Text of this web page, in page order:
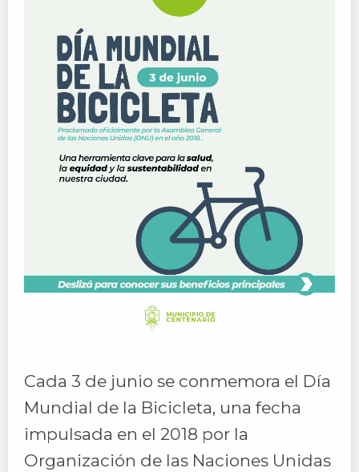
Cada 3 de junio se conmemora el Día
Mundial de la Bicicleta, una fecha
impulsada en el 2018 por la
Organización de las Naciones Unidas